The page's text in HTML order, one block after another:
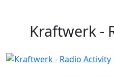
Kraftwerk -